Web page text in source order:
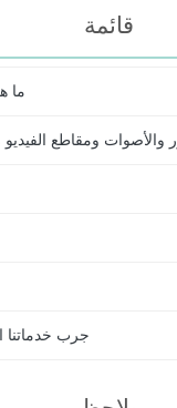
قائمة
ما
والأصوات ومقاطع الفيديو
جرب خدماتنا